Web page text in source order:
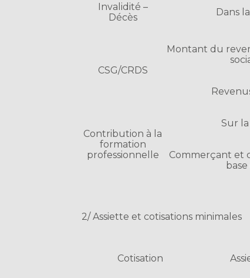
Invalidité –
Décès
Dans
CSG/CRDS
Montant du
Contribution à la
formation
professionnelle
Sur
Commerçant et
2/ Assiette et cotisations minimales
Cotisation